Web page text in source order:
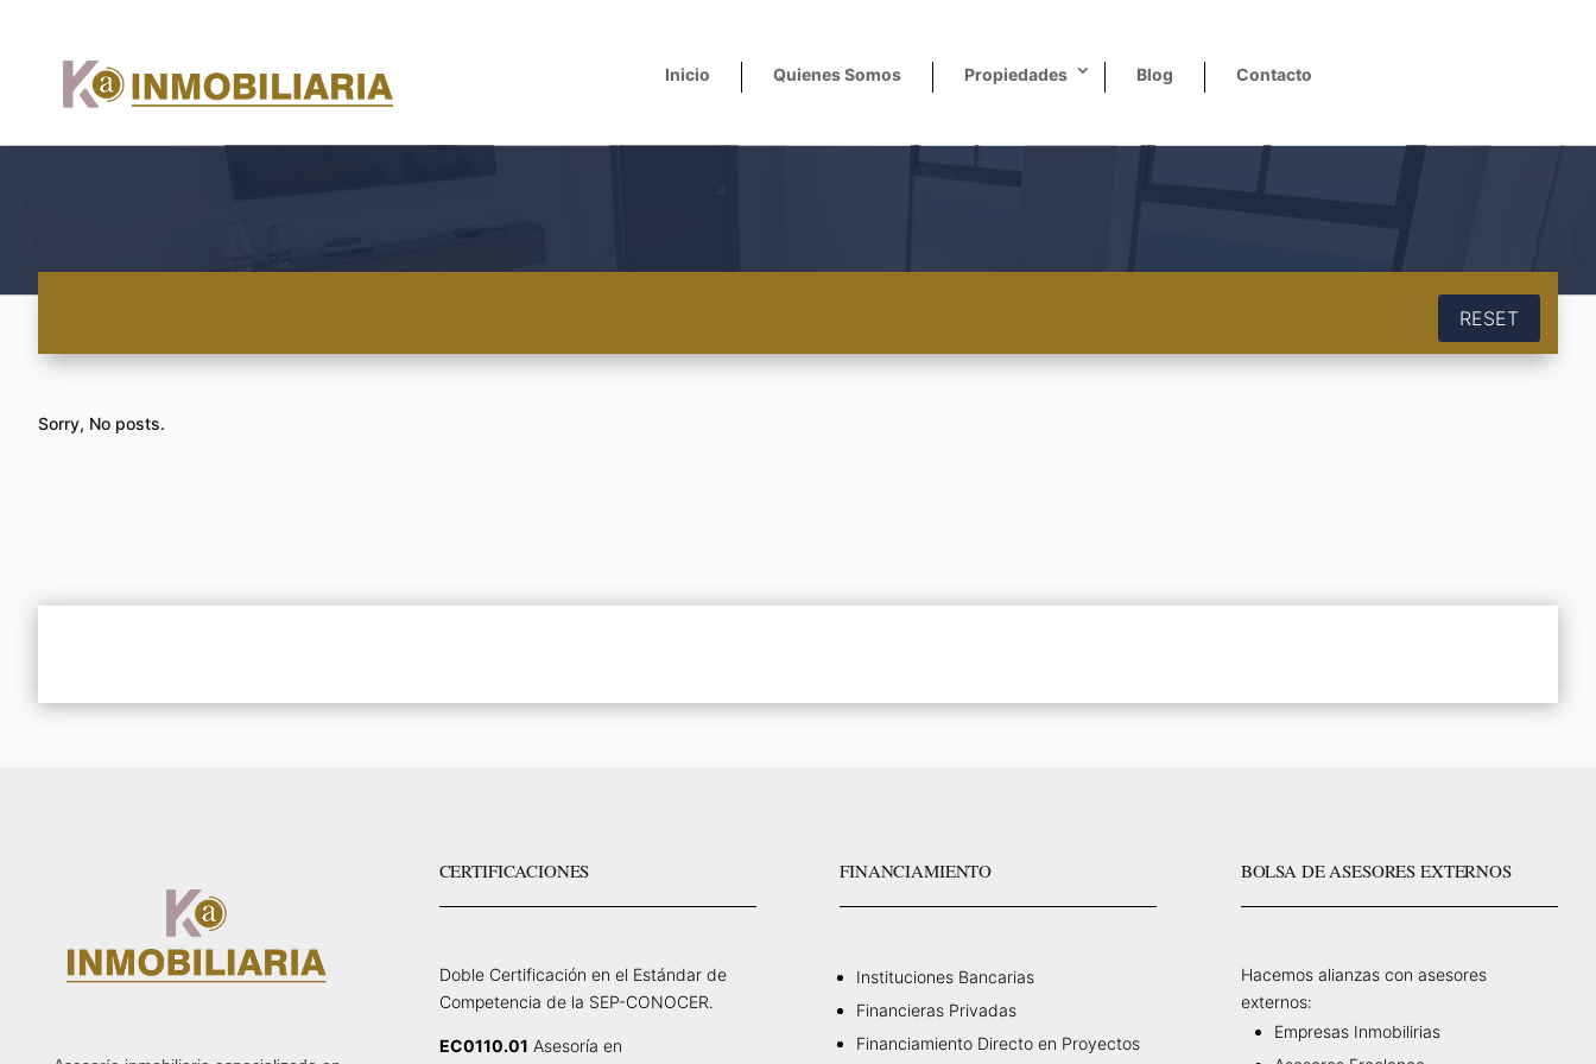
Inicio Quienes Somos Propiedades Blog Contacto
RESET
Sorry, No posts.
CERTIFICACIONES
Doble Certificación en el Estándar de
Competencia de la SEP-CONOCER.
EC0110.01 Asesoría en
FINANCIAMIENTO
Instituciones Bancarias
Financieras Privadas
Financiamiento Directo en Proyectos
BOLSA DE ASESORES EXTERNOS
Hacemos alianzas con asesores
externos:
Empresas Inmobilirias